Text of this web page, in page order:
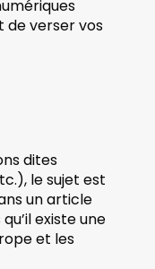
de verser vos
dites
le sujet est
un article
existe une
et les